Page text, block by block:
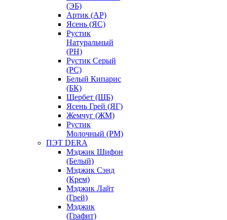
(ЭБ)
Артик (АР)
Ясень (ЯС)
Рустик
Натуральный
(РН)
Рустик Серый
(РС)
Белый Кипарис
(БК)
Щербет (ЩБ)
Ясень Грей (ЯГ)
Жемчуг (ЖМ)
Рустик
Молочный (РМ)
ПЭТ DERA
Мэджик Шифон
(Белый)
Мэджик Сэнд
(Крем)
Мэджик Лайт
(Грей)
Мэджик
(Графит)